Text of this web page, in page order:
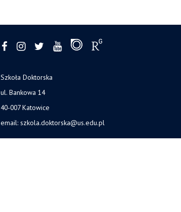
Szkoła Doktorska
ul. Bankowa 14
40-007 Katowice
email: szkola.doktorska@us.edu.pl